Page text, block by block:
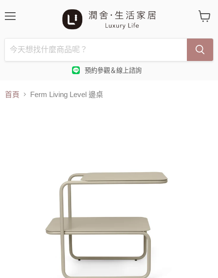
預約參觀＆線上諮詢
購
物
車
首頁 Ferm Living Level 邊桌